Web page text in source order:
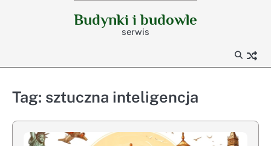
Budynki i budowle
serwis
Tag: sztuczna inteligencja